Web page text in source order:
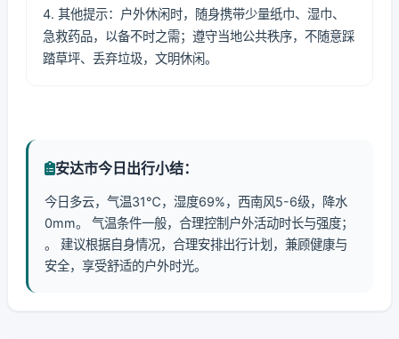
4. 其他提示：户外休闲时，随身携带少量纸巾、湿巾、
急救药品，以备不时之需；遵守当地公共秩序，不随意踩
踏草坪、丢弃垃圾，文明休闲。
安达市今日出行小结：
今日多云，气温31℃，湿度69%，西南风5-6级，降水
0mm。 气温条件一般，合理控制户外活动时长与强度；
。 建议根据自身情况，合理安排出行计划，兼顾健康与
安全，享受舒适的户外时光。